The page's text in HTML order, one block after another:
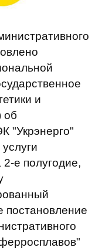
и
об
"Укрэнерго"
2-е полугодие,
постановление